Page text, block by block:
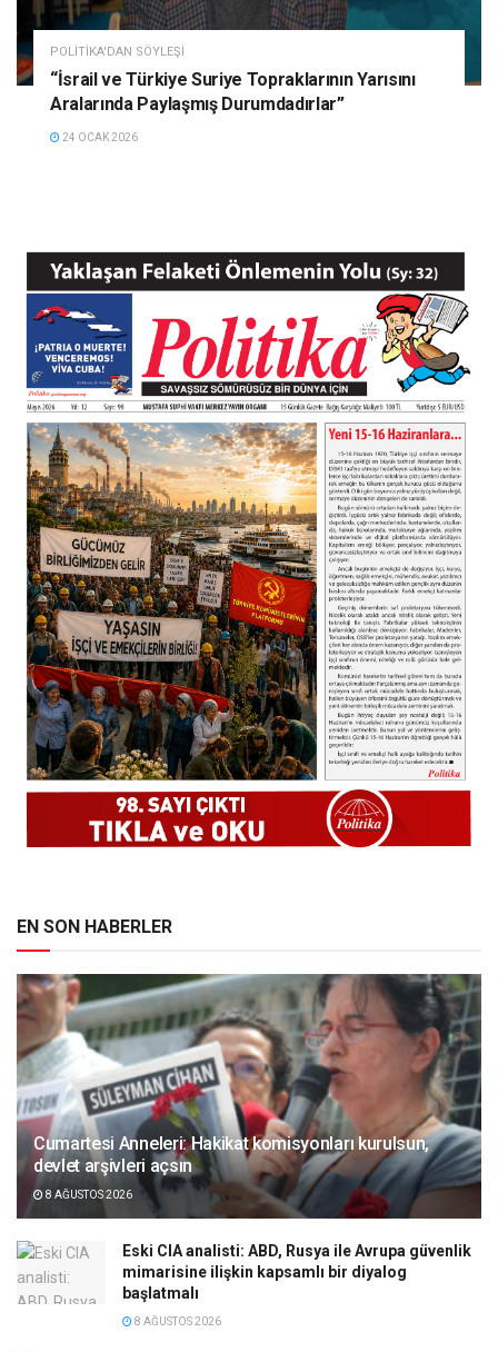
POLITIKA'DAN SÖYLEŞI
“İsrail ve Türkiye Suriye Topraklarının Yarısını
Aralarında Paylaşmış Durumdadırlar”
24 OCAK 2026
EN SON HABERLER
Cumartesi Anneleri: Hakikat komisyonları kurulsun,
devlet arşivleri açsın
8 AĞUSTOS 2026
Eski CIA analisti: ABD, Rusya ile Avrupa güvenlik
mimarisine ilişkin kapsamlı bir diyalog
başlatmalı
8 AĞUSTOS 2026